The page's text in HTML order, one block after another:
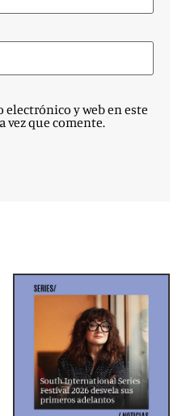
electrónico y web en este
vez que comente.